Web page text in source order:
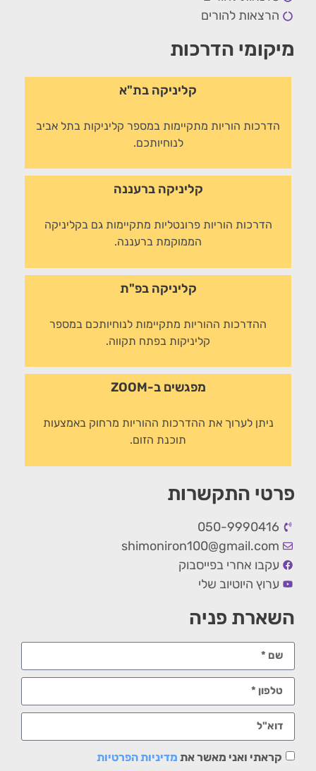
הרצאות להורים
מיקומי הדרכות
קליניקה בת"א
הדרכות הוריות מתקיימות במספר קליניקות בתל אביב
לנוחיותכם.
קליניקה ברעננה
הדרכות הוריות פרונטליות מתקיימות גם בקליניקה
הממוקמת ברעננה.
קליניקה בפ"ת
ההדרכות ההוריות מתקיימות לנוחיותכם במספר
קליניקות בפתח תקווה.
מפגשים ב-ZOOM
ניתן לערוך את ההדרכות ההוריות מרחוק באמצעות
תוכנת הזום.
פרטי התקשרות
050-9990416
shimoniron100@gmail.com
עקבו אחרי בפייסבוק
ערוץ היוטיוב שלי
השארת פניה
קראתי ואני מאשר את מדיניות הפרטיות